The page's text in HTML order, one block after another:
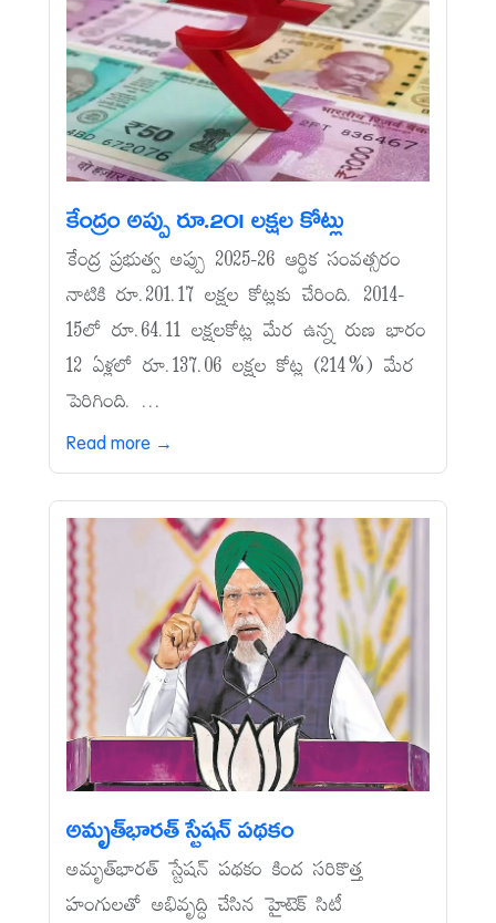
కేంద్రం అప్పు రూ.201 లక్షల కోట్లు
కేంద్ర ప్రభుత్వ అప్పు 2025-26 ఆర్థిక సంవత్సరం
నాటికి రూ.201.17 లక్షల కోట్లకు చేరింది. 2014-
15లో రూ.64.11 లక్షలకోట్ల మేర ఉన్న రుణ భారం
12 ఏళ్లలో రూ.137.06 లక్షల కోట్ల (214%) మేర
పెరిగింది. ...
Read more →
అమృత్‌భారత్‌ స్టేషన్‌ పథకం
అమృత్‌భారత్‌ స్టేషన్‌ పథకం కింద సరికొత్త
హంగులతో అభివృద్ధి చేసిన హైటెక్‌ సిటీ